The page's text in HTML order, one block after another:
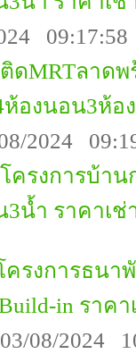
09:17:58
ดMRTลาดพ
องนอน3ห้อ
2024
ครงการบ้าน
น้ำ ราคาเช่
ครงการธน
in ราค
08/2024